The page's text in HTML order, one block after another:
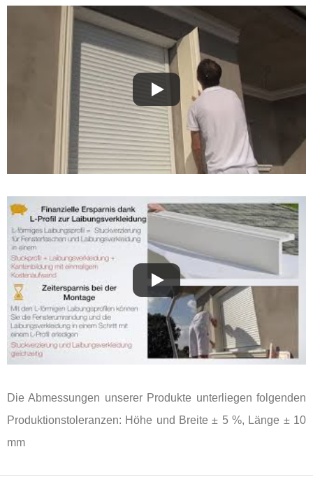
Die Abmessungen unserer Produkte unterliegen folgenden
Produktionstoleranzen: Höhe und Breite ± 5 %, Länge ± 10
mm